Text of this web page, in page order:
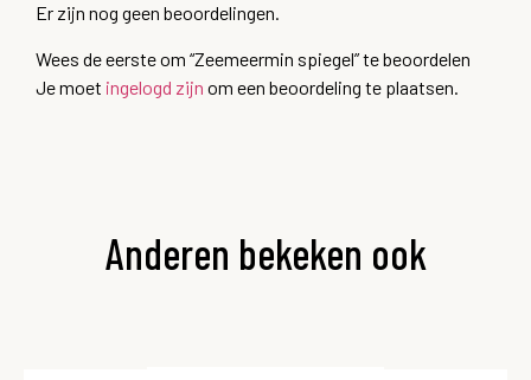
Er zijn nog geen beoordelingen.
Wees de eerste om “Zeemeermin spiegel” te beoordelen
Je moet ingelogd zijn om een beoordeling te plaatsen.
Anderen bekeken ook